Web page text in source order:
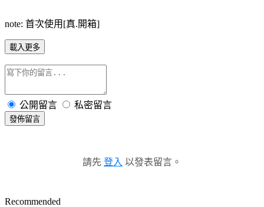
note: 首次使用[真.開箱]
載入更多
公開留言 私密留言
發佈留言
請先 登入 以發表留言。
Recommended